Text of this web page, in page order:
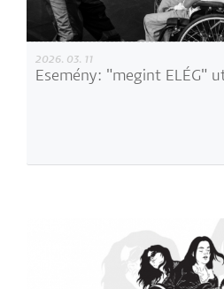
2026. 03. 11
Esemény: "megint ELÉG"